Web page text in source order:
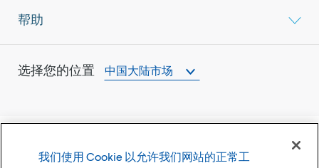
帮助
选择您的位置 中国大陆市场
2026高乐氏公司
我们使用 Cookie 以允许我们网站的正常工